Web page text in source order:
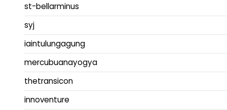
st-bellarminus
syj
iaintulungagung
mercubuanayogya
thetransicon
innoventure